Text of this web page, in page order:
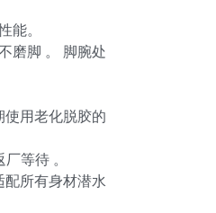
能。
磨脚 。 脚腕处
用老化脱胶的
等待 。
所有身材潜水